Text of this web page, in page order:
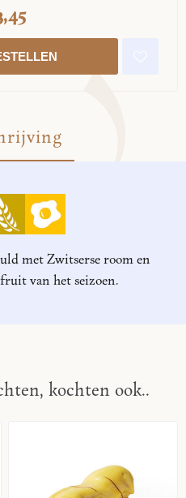
met Zwitserse room en
van het seizoen.
kochten ook..